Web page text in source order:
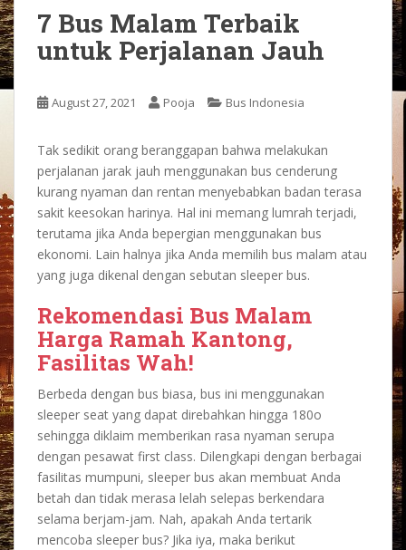
7 Bus Malam Terbaik
untuk Perjalanan Jauh
August 27, 2021 Pooja Bus Indonesia
Tak sedikit orang beranggapan bahwa melakukan
perjalanan jarak jauh menggunakan bus cenderung
kurang nyaman dan rentan menyebabkan badan terasa
sakit keesokan harinya. Hal ini memang lumrah terjadi,
terutama jika Anda bepergian menggunakan bus
ekonomi. Lain halnya jika Anda memilih bus malam atau
yang juga dikenal dengan sebutan sleeper bus.
Rekomendasi Bus Malam
Harga Ramah Kantong,
Fasilitas Wah!
Berbeda dengan bus biasa, bus ini menggunakan
sleeper seat yang dapat direbahkan hingga 180o
sehingga diklaim memberikan rasa nyaman serupa
dengan pesawat first class. Dilengkapi dengan berbagai
fasilitas mumpuni, sleeper bus akan membuat Anda
betah dan tidak merasa lelah selepas berkendara
selama berjam-jam. Nah, apakah Anda tertarik
mencoba sleeper bus? Jika iya, maka berikut